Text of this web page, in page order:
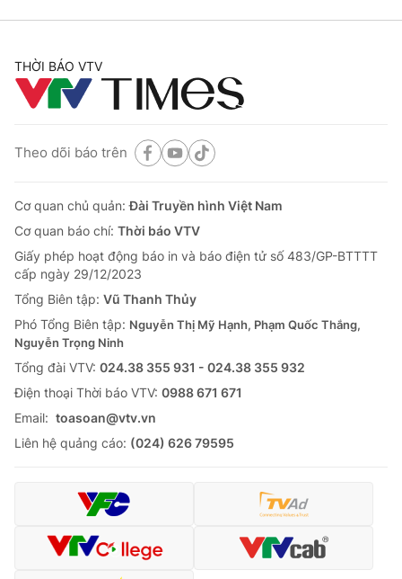
THỜI BÁO VTV
Theo dõi báo trên
Cơ quan chủ quản:Đài Truyền hình Việt Nam
Cơ quan báo chí: Thời báo VTV
Giấy phép hoạt động báo in và báo điện tử số 483/GP-BTTTT
cấp ngày 29/12/2023
Tổng Biên tập: Vũ Thanh Thủy
Phó Tổng Biên tập: Nguyễn Thị Mỹ Hạnh, Phạm Quốc Thắng,
Nguyễn Trọng Ninh
Tổng đài VTV: 024.38 355 931 - 024.38 355 932
Ðiện thoại Thời báo VTV: 0988 671 671
Email: toasoan@vtv.vn
Liên hệ quảng cáo: (024) 626 79595